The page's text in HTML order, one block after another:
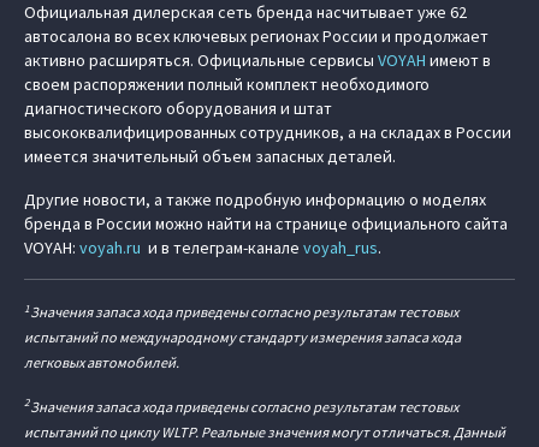
Официальная дилерская сеть бренда насчитывает уже 62
автосалона во всех ключевых регионах России и продолжает
активно расширяться. Официальные сервисы VOYAH имеют в
своем распоряжении полный комплект необходимого
диагностического оборудования и штат
высококвалифицированных сотрудников, а на складах в России
имеется значительный объем запасных деталей.
Другие новости, а также подробную информацию о моделях
бренда в России можно найти на странице официального сайта
VOYAH: voyah.ru и в телеграм-канале voyah_rus.
1Значения запаса хода приведены согласно результатам тестовых
испытаний по международному стандарту измерения запаса хода
легковых автомобилей.
2Значения запаса хода приведены согласно результатам тестовых
испытаний по циклу WLTP. Реальные значения могут отличаться. Данный